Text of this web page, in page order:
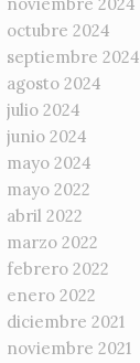
octubre 2024
septiembre 2024
agosto 2024
julio 2024
junio 2024
mayo 2024
mayo 2022
abril 2022
marzo 2022
febrero 2022
enero 2022
diciembre 2021
noviembre 2021